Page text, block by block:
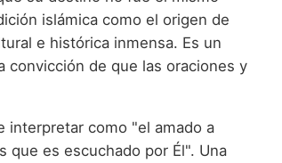
islámica como el origen de
e histórica inmensa. Es un
convicción de que las oraciones y
interpretar como "el amado a
que es escuchado por Él". Una